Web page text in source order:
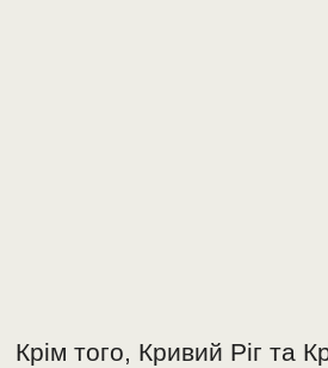
Крім того, Кривий Ріг та